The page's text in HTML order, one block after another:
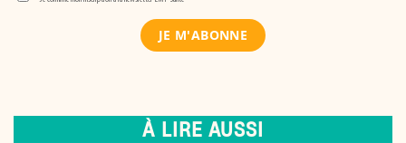
À LIRE AUSSI